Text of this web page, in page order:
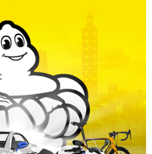
)免運費
上)免運費